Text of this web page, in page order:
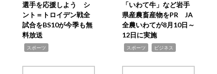
選手を応援しよう シ
ント＝トロイデン戦全
試合をBS10が今季も無
料放送
スポーツ
「いわて牛」など岩手
県産農畜産物をPR JA
全農いわてが8月10日～
12日に実施
スポーツ ビジネス